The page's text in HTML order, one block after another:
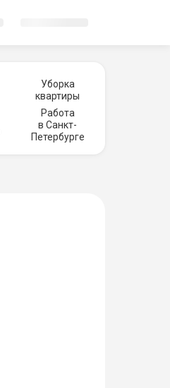
Уборка
квартиры
Работа
в Санкт-
Петербурге